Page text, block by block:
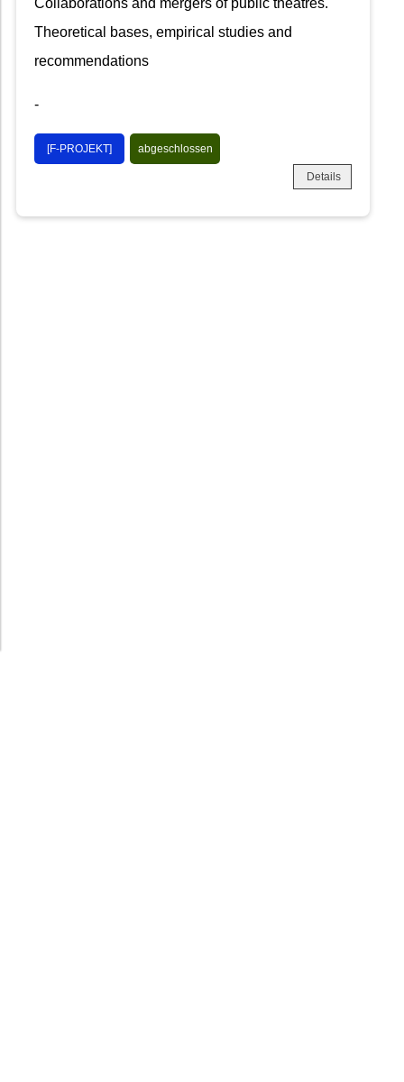
Collaborations and mergers of public theatres.
Theoretical bases, empirical studies and
recommendations
-
[F-PROJEKT] abgeschlossen
Details